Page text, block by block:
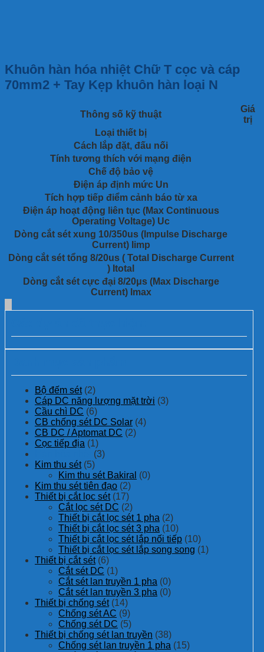
Khuôn hàn hóa nhiệt Chữ T cọc và cáp
70mm2 + Tay Kẹp khuôn hàn loại N
Thông số kỹ thuật
Giá
trị
Loại thiết bị
Cách lắp đặt, đấu nối
Tính tương thích với mạng điện
Chế độ bảo vệ
Điện áp định mức Un
Tích hợp tiếp điểm cảnh báo từ xa
Điện áp hoạt động liên tục (Max Continuous
Operating Voltage) Uc
Dòng cắt sét xung 10/350us (Impulse Discharge
Current) Iimp
Dòng cắt sét tổng 8/20us ( Total Discharge Current
) Itotal
Dòng cắt sét cực đại 8/20μs (Max Discharge
Current) Imax
Bộ đếm sét (2)
Cáp DC năng lượng mặt trời (3)
Cầu chì DC (6)
CB chống sét DC Solar (4)
CB DC / Aptomat DC (2)
Cọc tiếp địa (1)
(3)
Kim thu sét (5)
Kim thu sét Bakiral (0)
Kim thu sét tiên đạo (2)
Thiết bị cắt lọc sét (17)
Cắt lọc sét DC (2)
Thiết bị cắt lọc sét 1 pha (2)
Thiết bị cắt lọc sét 3 pha (10)
Thiết bị cắt lọc sét lắp nối tiếp (10)
Thiết bị cắt lọc sét lắp song song (1)
Thiết bị cắt sét (6)
Cắt sét DC (1)
Cắt sét lan truyền 1 pha (0)
Cắt sét lan truyền 3 pha (0)
Thiết bị chống sét (14)
Chống sét AC (9)
Chống sét DC (5)
Thiết bị chống sét lan truyền (38)
Chống sét lan truyền 1 pha (15)